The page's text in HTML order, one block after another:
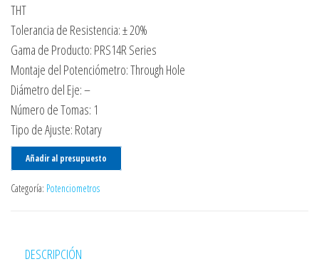
THT
Tolerancia de Resistencia: ± 20%
Gama de Producto: PRS14R Series
Montaje del Potenciómetro: Through Hole
Diámetro del Eje: –
Número de Tomas: 1
Tipo de Ajuste: Rotary
Añadir al presupuesto
Categoría: Potenciometros
DESCRIPCIÓN